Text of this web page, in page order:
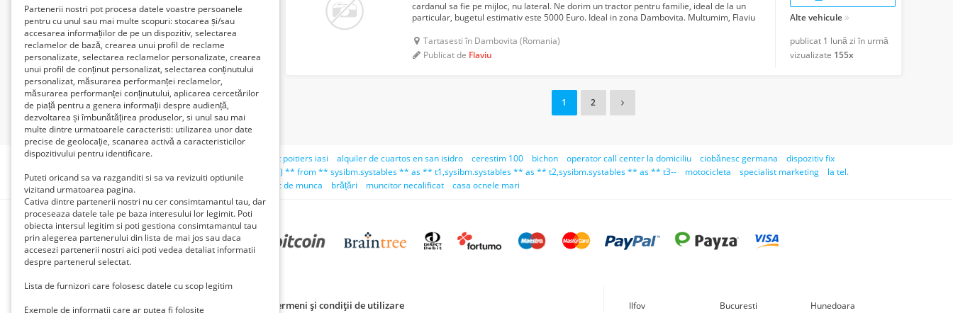
cardanul sa fie pe mijloc, nu lateral. Ne dorim un tractor pentru familie, ideal de la un
particular, bugetul estimativ este 5000 Euro. Ideal in zona Dambovita. Multumim, Flaviu
Tartasesti în Dambovita (Romania)
Publicat de Flaviu
Alte vehicule
publicat 1 lună zi în urmă
vizualizate 155x
1 2
Partenerii nostri pot procesa datele voastre persoanele
pentru cu unul sau mai multe scopuri: stocarea și/sau
accesarea informațiilor de pe un dispozitiv, selectarea
reclamelor de bază, crearea unui profil de reclame
personalizate, selectarea reclamelor personalizate, crearea
unui profil de conținut personalizat, selectarea conținutului
personalizat, măsurarea performanței reclamelor,
măsurarea performanței conținutului, aplicarea cercetărilor
de piață pentru a genera informații despre audiență,
dezvoltarea și îmbunătățirea produselor, si unul sau mai
multe dintre urmatoarele caracteristi: utilizarea unor date
precise de geolocație, scanarea activă a caracteristicilor
dispozitivului pentru identificare.
Puteti oricand sa va razganditi si sa va revizuiti optiunile
vizitand urmatoarea pagina.
Cativa dintre partenerii nostri nu cer consimtamantul tau, dar
proceseaza datele tale pe baza interesului lor legimit. Poti
obiecta intersul legitim si poti gestiona consimtamantul tau
prin alegerea partenerului din lista de mai jos sau daca
accesezi partenerii nostri aici poti vedea detaliat informatii
despre partenerul selectat.
Lista de furnizori care folosesc datele cu scop legitim
Exemple de informatii care ar putea fi folosite
Căutări recente: cumpăr ceasuri inchiriez apartament poitiers iasi alquiler de cuartos en san isidro cerestim 100 bichon operator call center la domiciliu ciobănesc germana
dispozitiv fix
vitel albastru belgian
sex pitești teno);select ** count(*) ** from ** sysibm.systables ** as ** t1,sysibm.systables ** as ** t2,sysibm.systables ** as ** t3-- motocicleta specialist marketing
la tel.
aparat foto
casa de vinzare 5 camere in macea ofer loc de munca brățări muncitor necalificat casa ocnele mari
PARTENERII NOȘTRI
Politică de confidențialitate Politica cookie
Termeni și condiții de utilizare
Ilfov Bucuresti Hunedoara